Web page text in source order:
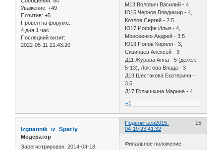
Уважение: +49
Позитив: +5
Провел на форуме:
4 дня 1 час
Последний визит:
2022-05-11 21:43:20
М13 Волович Василий - 4
Ю15 Чернов Владимир - 4,
Козлов Сергей - 2.5
Ю17 Иоффе Илья - 4,
Моисеенко Андрей - 3,5
Ю19 Попов Кирилл - 3,
Сизинцев Алексей - 3
Д11 Журова Анна - 5 (дележ
5-13), Локтева Влада - 3
Д13 Шестакова Екатерина -
3.5
Д17 Голышкина Марина - 4
+1
Поделиться 15
2015-
04-19 23:41:32
Izgnannik_iz_Sparty
Модератор
Зарегистрирован: 2014-04-18
Финальное положение.